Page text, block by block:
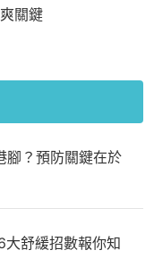
關鍵
腳？預防關鍵在於
舒緩招數報你知